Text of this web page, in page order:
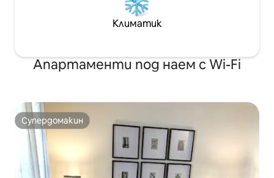
Климатик
Апартаменти под наем с Wi-Fi
Супердомакин
Супердомакин